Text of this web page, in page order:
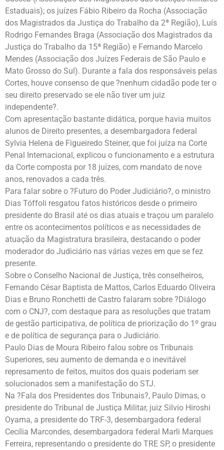
Estaduais); os juízes Fábio Ribeiro da Rocha (Associação
dos Magistrados da Justiça do Trabalho da 2ª Região), Luís
Rodrigo Fernandes Braga (Associação dos Magistrados da
Justiça do Trabalho da 15ª Região) e Fernando Marcelo
Mendes (Associação dos Juízes Federais de São Paulo e
Mato Grosso do Sul). Durante a fala dos responsáveis pelas
Cortes, houve consenso de que ?nenhum cidadão pode ter o
seu direito preservado se ele não tiver um juiz
independente?.
Com apresentação bastante didática, porque havia muitos
alunos de Direito presentes, a desembargadora federal
Sylvia Helena de Figueiredo Steiner, que foi juíza na Corte
Penal Internacional, explicou o funcionamento e a estrutura
da Corte composta por 18 juízes, com mandato de nove
anos, renovados a cada três.
Para falar sobre o ?Futuro do Poder Judiciário?, o ministro
Dias Tóffoli resgatou fatos históricos desde o primeiro
presidente do Brasil até os dias atuais e traçou um paralelo
entre os acontecimentos políticos e as necessidades de
atuação da Magistratura brasileira, destacando o poder
moderador do Judiciário nas várias vezes em que se fez
presente.
Sobre o Conselho Nacional de Justiça, três conselheiros,
Fernando César Baptista de Mattos, Carlos Eduardo Oliveira
Dias e Bruno Ronchetti de Castro falaram sobre ?Diálogo
com o CNJ?, com destaque para as resoluções que tratam
de gestão participativa, de política de priorização do 1º grau
e de política de segurança para o Judiciário.
Paulo Dias de Moura Ribeiro falou sobre os Tribunais
Superiores, seu aumento de demanda e o inevitável
represamento de feitos, muitos dos quais poderiam ser
solucionados sem a manifestação do STJ.
Na ?Fala dos Presidentes dos Tribunais?, Paulo Dimas, o
presidente do Tribunal de Justiça Militar, juiz Silvio Hiroshi
Oyama, a presidente do TRF-3, desembargadora federal
Cecília Marcondes, desembargadora federal Marli Marques
Ferreira, representando o presidente do TRE SP, o presidente